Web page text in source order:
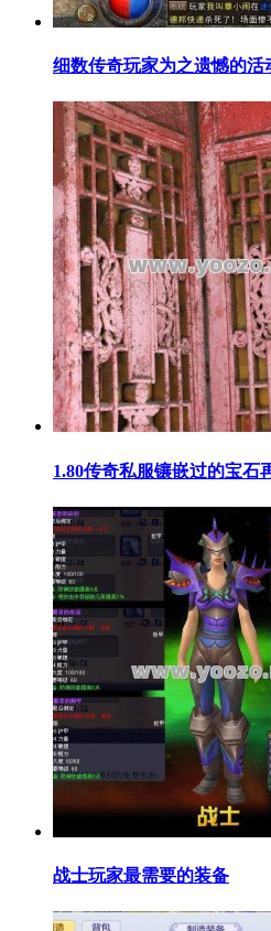
细数传奇玩家为之遗憾的活
1.80传奇私服镶嵌过的宝石
战士玩家最需要的装备